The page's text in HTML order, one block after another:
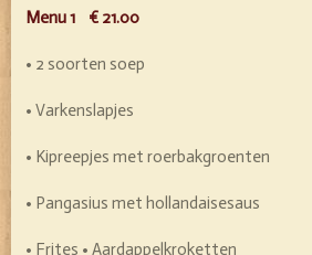
Menu 1 € 21.00
• 2 soorten soep
• Varkenslapjes
• Kipreepjes met roerbakgroenten
• Pangasius met hollandaisesaus
• Frites • Aardappelkroketten